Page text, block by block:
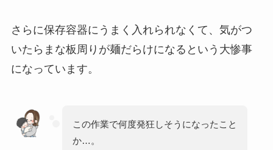
さらに保存容器にうまく入れられなくて、気がつ
いたらまな板周りが麺だらけになるという大惨事
になっています。
この作業で何度発狂しそうになったこと
か…。